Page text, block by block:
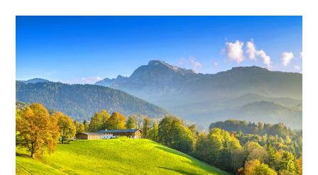
るものです。 それでは、どのような人が天国に入れるのでしょう